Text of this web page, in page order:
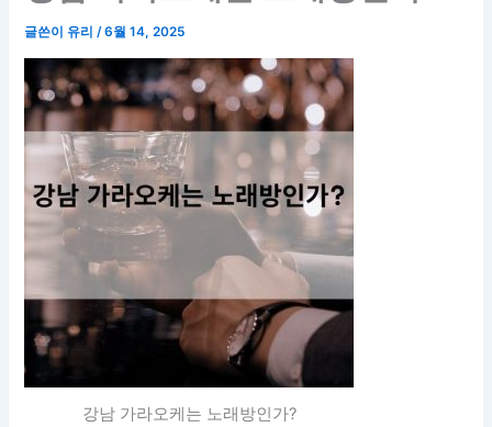
글쓴이 유리/6월 14, 2025
강남 가라오케는 노래방인가?